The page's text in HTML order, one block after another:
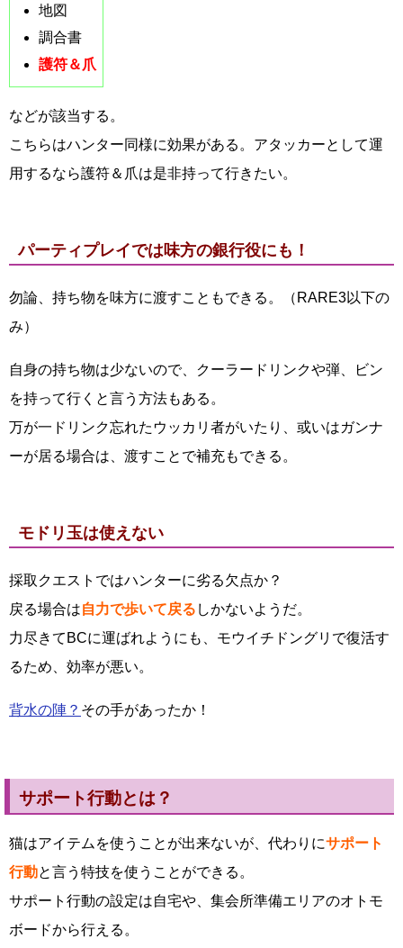
地図
調合書
護符＆爪
などが該当する。
こちらはハンター同様に効果がある。アタッカーとして運
用するなら護符＆爪は是非持って行きたい。
パーティプレイでは味方の銀行役にも！
勿論、持ち物を味方に渡すこともできる。（RARE3以下の
み）
自身の持ち物は少ないので、クーラードリンクや弾、ビン
を持って行くと言う方法もある。
万が一ドリンク忘れたウッカリ者がいたり、或いはガンナ
ーが居る場合は、渡すことで補充もできる。
モドリ玉は使えない
採取クエストではハンターに劣る欠点か？
戻る場合は自力で歩いて戻る しかないようだ。
力尽きてBCに運ばれようにも、モウイチドングリで復活す
るため、効率が悪い。
背水の陣？ その手があったか！
サポート行動とは？
猫はアイテムを使うことが出来ないが、代わりにサポート
行動と言う特技を使うことができる。
サポート行動の設定は自宅や、集会所準備エリアのオトモ
ボードから行える。